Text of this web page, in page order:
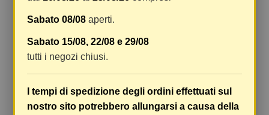
DETTAGLI
Sabato 08/08 aperti.
Sabato 15/08, 22/08 e 29/08
tutti i negozi chiusi.
I tempi di spedizione degli ordini effettuati sul
nostro sito potrebbero allungarsi a causa della